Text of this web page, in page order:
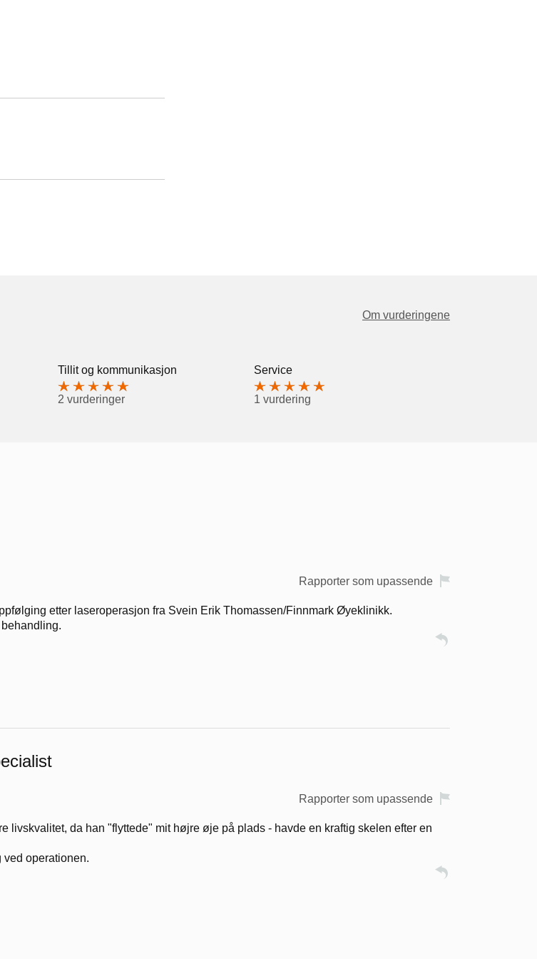
Om vurderingene
Tillit og kommunikasjon
2 vurderinger
Service
1 vurdering
Rapporter som upassende
etter laseroperasjon fra Svein Erik Thomassen/Finnmark Øyeklinikk.
Rapporter som upassende
livskvalitet, da han "flyttede" mit højre øje på plads - havde en kraftig skelen efter en
ved operationen.